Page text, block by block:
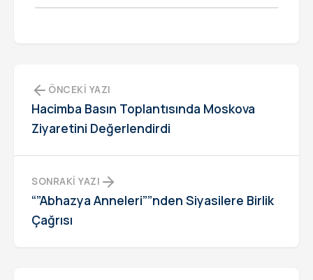
ÖNCEKI YAZI
Hacimba Basın Toplantısında Moskova
Ziyaretini Değerlendirdi
SONRAKI YAZI
“”Abhazya Anneleri””nden Siyasilere Birlik
Çağrısı